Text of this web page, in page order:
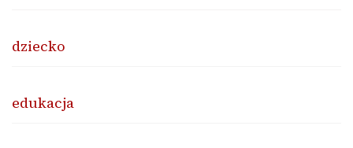
dziecko
edukacja